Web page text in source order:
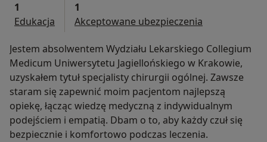
1
Edukacja
1
Akceptowane ubezpieczenia
Jestem absolwentem Wydziału Lekarskiego Collegium
Medicum Uniwersytetu Jagiellońskiego w Krakowie,
uzyskałem tytuł specjalisty chirurgii ogólnej. Zawsze
staram się zapewnić moim pacjentom najlepszą
opiekę, łącząc wiedzę medyczną z indywidualnym
podejściem i empatią. Dbam o to, aby każdy czuł się
bezpiecznie i komfortowo podczas leczenia.